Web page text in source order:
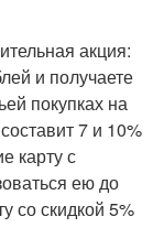
акция:
и получаете
покупках на
7 и 10%
карту с
ею до
со скидкой 5%